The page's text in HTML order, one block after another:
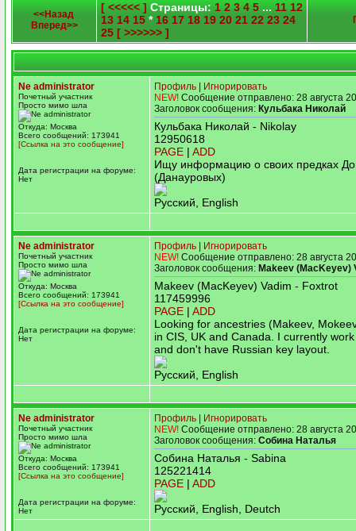
<<Назад
Вперед>>
[ <<<<< ] Страницы: 1 2 3 4 5 ... 11 12
13 14 15 * 16 17 18 19 20 21 22 23 24
25 [ >>>>>> ]
Ne administrator
Почетный участник
Просто мимо шла
Откуда: Москва
Всего сообщений: 173941
[Ссылка на это сообщение]
Дата регистрации на форуме:
Нет
Профиль
Игнорировать
NEW! Сообщение отправлено: 28 августа
Заголовок сообщения: Кульбака Николай
Кульбака Николай - Nikolay
12950618
PAGE | ADD
Ищу информацию о своих предках
(Данауровых)
Русский, English
Ne administrator
Почетный участник
Просто мимо шла
Откуда: Москва
Всего сообщений: 173941
[Ссылка на это сообщение]
Дата регистрации на форуме:
Нет
Профиль
Игнорировать
NEW! Сообщение отправлено: 28 августа
Заголовок сообщения: Makeev (MacKeyev)
Makeev (MacKeyev) Vadim - Foxtrot
117459996
PAGE | ADD
Looking for ancestries (Makeev,
in CIS, UK and Canada. I currently
and don't have Russian key layout.
Русский, English
Ne administrator
Почетный участник
Просто мимо шла
Откуда: Москва
Всего сообщений: 173941
[Ссылка на это сообщение]
Дата регистрации на форуме:
Нет
Профиль
Игнорировать
NEW! Сообщение отправлено: 28 августа
Заголовок сообщения: Собина Наталья
Собина Наталья - Sabina
125221414
PAGE | ADD
Русский, English, Deutch